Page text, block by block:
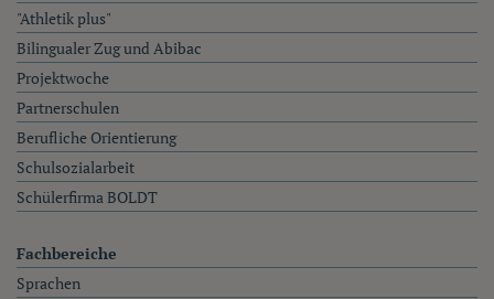
"Athletik plus"
Bilingualer Zug und Abibac
Projektwoche
Partnerschulen
Berufliche Orientierung
Schulsozialarbeit
Schülerfirma BOLDT
Fachbereiche
Sprachen